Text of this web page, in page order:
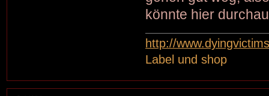
könnte hier
http://
Label und shop